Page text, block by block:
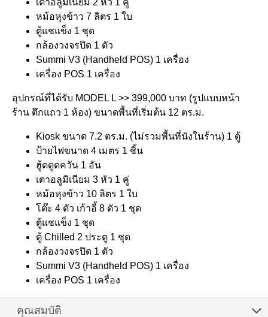
เตาอลูมิเนียม 2 หัว 1 คู่
หม้อหุงข้าว 7 ลิตร 1 ใบ
ตู้แชแข็ง 1 ชุด
กล้องวงจรปิด 1 ตัว
Summi V3 (Handheld POS) 1 เครื่อง
เครื่อง POS 1 เครื่อง
อุปกรณ์ที่ได้รับ MODEL L >> 399,000 บาท (รูปแบบหน้า
ร้าน ตึกแถว 1 ห้อง) ขนาดพื้นที่เริ่มต้น 12 ตร.ม.
Kiosk ขนาด 7.2 ตร.ม. (ไม่รวมพื้นที่นังในร้าน) 1 ตู้
ป้ายไฟขนาด 4 เมตร 1 ชิ้น
ฮู้ดดูดควัน 1 อัน
เตาอลูมิเนียม 3 หัว 1 คู่
หม้อหุงข้าว 10 ลิตร 1 ใบ
โต๊ะ 4 ตัว เก้าอี้ 8 ตัว 1 ชุด
ตู้แชแข็ง 1 ชุด
ตู้ Chilled 2 ประตู 1 ชุด
กล้องวงจรปิด 1 ตัว
Summi V3 (Handheld POS) 1 เครื่อง
เครื่อง POS 1 เครื่อง
คุณสมบัติ